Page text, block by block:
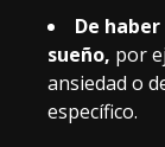
De
sueño, por
ansiedad o
específico.